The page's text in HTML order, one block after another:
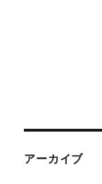
アーカイブ